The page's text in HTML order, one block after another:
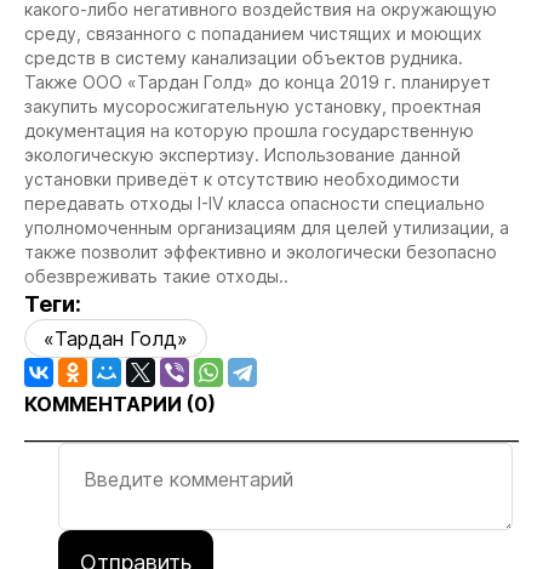
какого-либо негативного воздействия на окружающую
среду, связанного с попаданием чистящих и моющих
средств в систему канализации объектов рудника.
Также ООО «Тардан Голд» до конца 2019 г. планирует
закупить мусоросжигательную установку, проектная
документация на которую прошла государственную
экологическую экспертизу. Использование данной
установки приведёт к отсутствию необходимости
передавать отходы I-IV класса опасности специально
уполномоченным организациям для целей утилизации, а
также позволит эффективно и экологически безопасно
обезвреживать такие отходы..
Теги:
«Тардан Голд»
КОММЕНТАРИИ (0)
Отправить